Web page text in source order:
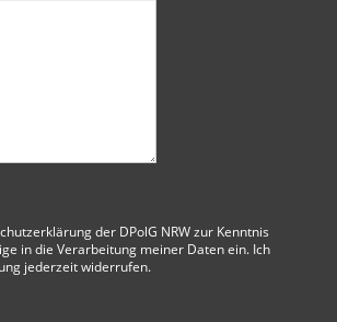
der DPolG NRWzur Kenntnis
in die Verarbeitung meiner Daten ein. Ich
jederzeit widerrufen.